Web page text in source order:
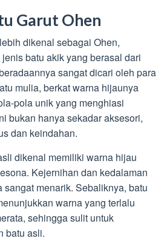
Garut Ohen
dikenal sebagai Ohen,
batu akik yang berasal dari
sangat dicari oleh para
mulia, berkat warna hijaunya
pola unik yang menghiasi
bukan hanya sekadar aksesori,
dan keindahan.
dikenal memiliki warna hijau
Kejernihan dan kedalaman
menarik. Sebaliknya, batu
warna yang terlalu
sehingga sulit untuk
batu asli.